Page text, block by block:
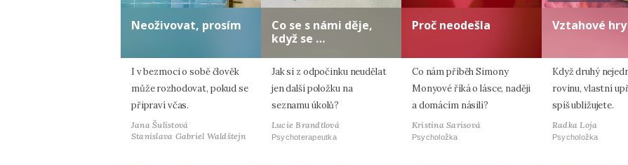
Neoživovat, prosím
I v bezmoci o sobě člověk
může rozhodovat, pokud se
připraví včas.
Jana Šulistová
Stanislava Gabriel Waldštejn
Co se s námi děje,
když se …
Jak si z odpočinku neudělat
jen další položku na
seznamu úkolů?
Lucie Brandtlová
Psychoterapeutka
Proč neodešla
Co nám příběh Simony
Monyové říká o lásce, naději
a domácím násilí?
Kristina Sarisová
Psycholožka
Vztahové hry
Když druhý
rovinu, vlastní
spíš ubližujete.
Radka Loja
Psycholožka